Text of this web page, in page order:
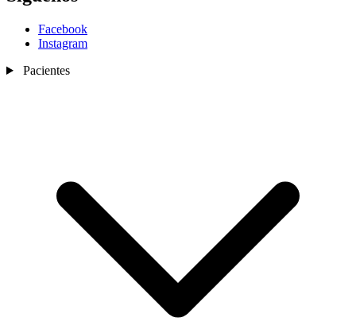
Nosotros
Facebook
Instagram
Pacientes